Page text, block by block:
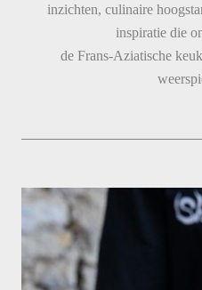
inzichten, culinaire
inspiratie die
de Frans-Aziatische